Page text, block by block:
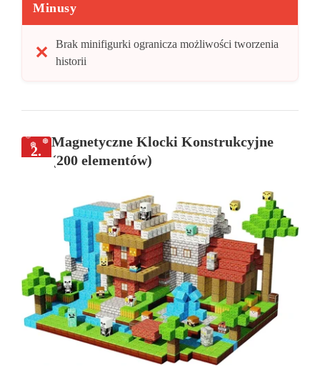
Minusy
Brak minifigurki ogranicza możliwości tworzenia
historii
2.
Magnetyczne Klocki Konstrukcyjne
(200 elementów)